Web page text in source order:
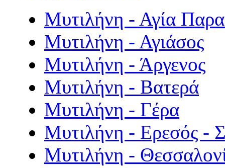
Μυτιλήνη - Αγία
Μυτιλήνη - Αγιάσος
Μυτιλήνη - Άργενος
Μυτιλήνη - Βατερά
Μυτιλήνη - Γέρα
Μυτιλήνη - Ερεσός -
Μυτιλήνη -